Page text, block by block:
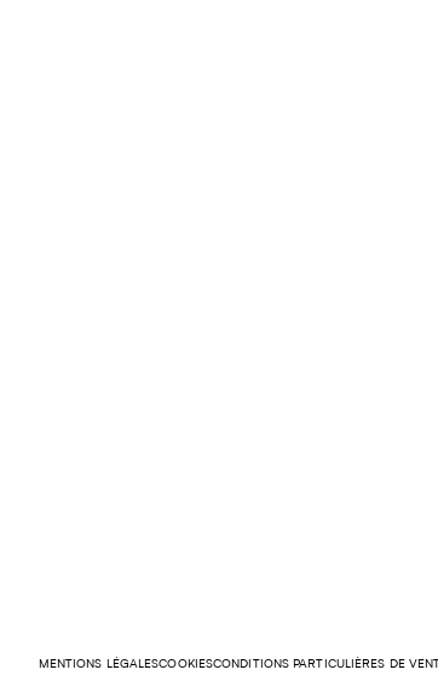
MENTIONS LÉGALESCOOKIESCONDITIONS PARTICULIÈRES DE